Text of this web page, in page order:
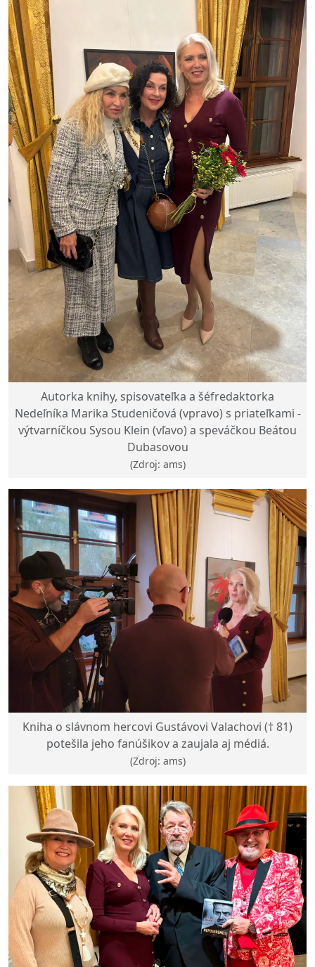
Autorka knihy, spisovateľka a šéfredaktorka
Nedeľníka Marika Studeničová (vpravo) s priateľkami -
výtvarníčkou Sysou Klein (vľavo) a speváčkou Beátou
Dubasovou
(Zdroj: ams)
Kniha o slávnom hercovi Gustávovi Valachovi († 81)
potešila jeho fanúšikov a zaujala aj médiá.
(Zdroj: ams)